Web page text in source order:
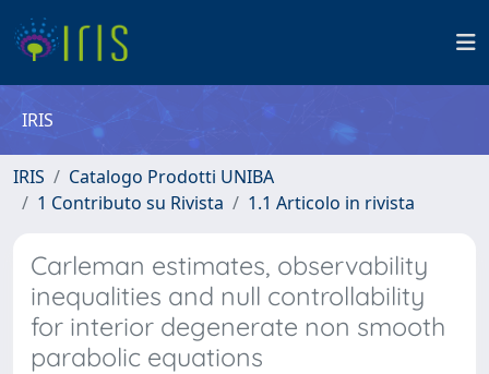
IRIS
IRIS
Catalogo Prodotti UNIBA
1 Contributo su Rivista
1.1 Articolo in rivista
Carleman estimates, observability
inequalities and null controllability
for interior degenerate non smooth
parabolic equations